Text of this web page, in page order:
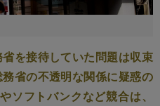
を接待していた問題は収束
省の不透明な関係に疑惑の
ソフトバンクなど競合は、